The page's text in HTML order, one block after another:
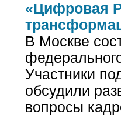
«Цифровая
В Москве
Участники
обсудили
вопросы